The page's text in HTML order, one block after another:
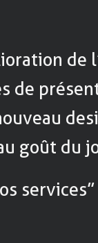
de
de
goût du